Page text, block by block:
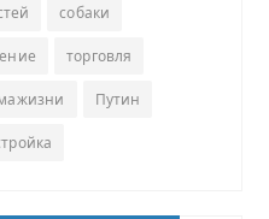
собаки
торговля
Путин